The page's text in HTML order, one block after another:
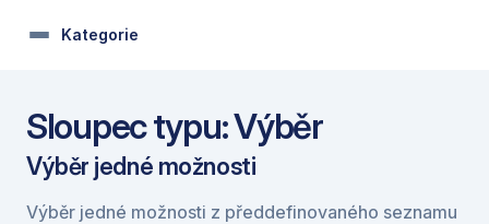
Kategorie
Sloupec typu: Výběr
Výběr jedné možnosti
Výběr jedné možnosti z předdefinovaného seznamu